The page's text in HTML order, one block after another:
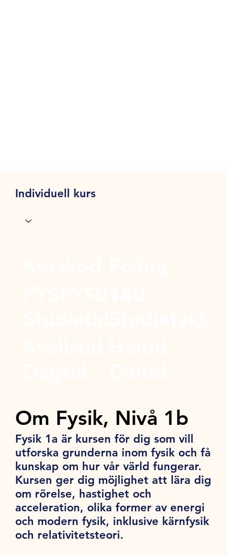
Individuell kurs
Om Fysik, Nivå 1b
Fysik 1a är kursen för dig som vill
utforska grunderna inom fysik och få
kunskap om hur vår värld fungerar.
Kursen ger dig möjlighet att lära dig
om rörelse, hastighet och
acceleration, olika former av energi
och modern fysik, inklusive kärnfysik
och relativitetsteori.